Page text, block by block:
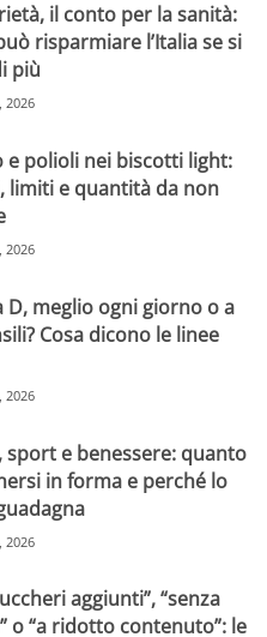
il conto per la sanità:
risparmiare l’Italia se si
più
2026
e polioli nei biscotti light:
limiti e quantità da non
2026
D, meglio ogni giorno o a
Cosa dicono le linee
2026
sport e benessere: quanto
in forma e perché lo
2026
aggiunti”, “senza
o “a ridotto contenuto”: le